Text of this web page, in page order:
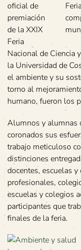
oficial de
premiación
de la XXIX
Feria
Nacional de Ciencia
la Universidad de
el ambiente y su
torno al
humano, fueron los
Alumnos y alumnas
coronados sus
trabajo meticuloso
distinciones
docentes, escuelas
profesionales,
escuelas y colegios
participantes que
finales de la feria.